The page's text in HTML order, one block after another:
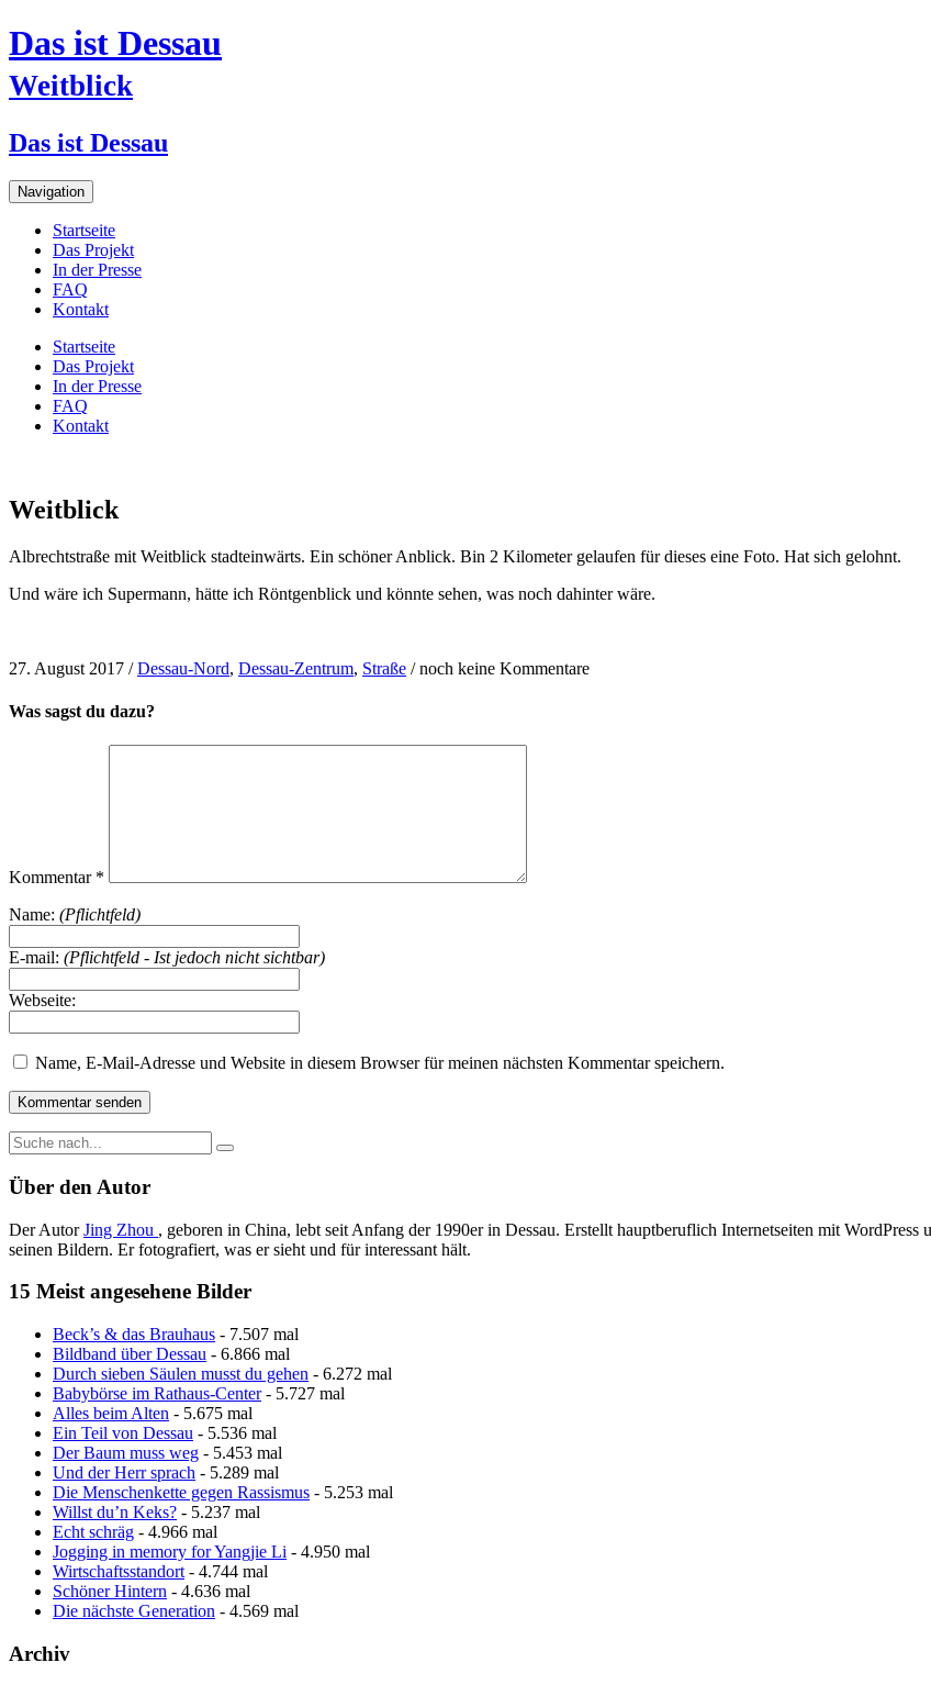
Das ist Dessau
Weitblick
Das ist Dessau
Navigation
Startseite
Das Projekt
In der Presse
FAQ
Kontakt
Startseite
Das Projekt
In der Presse
FAQ
Kontakt
Weitblick
Albrechtstraße mit Weitblick stadteinwärts. Ein schöner Anblick. Bin 2 Kilometer gelaufen für dieses eine Foto. Hat sich gelohnt.
Und wäre ich Supermann, hätte ich Röntgenblick und könnte sehen, was noch dahinter wäre.
27. August 2017 /Dessau-Nord, Dessau-Zentrum, Straße /noch keine Kommentare
Was sagst du dazu?
Kommentar *
Name: (Pflichtfeld)
E-mail: (Pflichtfeld - Ist jedoch nicht sichtbar)
Webseite:
Name, E-Mail-Adresse und Website in diesem Browser für meinen nächsten Kommentar speichern.
Über den Autor
Der AutorJing Zhou , geboren in China, lebt seit Anfang der 1990er in Dessau. Erstellt hauptberuflich Internetseiten mit
seinen Bildern. Er fotografiert, was er sieht und für interessant hält.
15 Meist angesehene Bilder
Beck’s & das Brauhaus - 7.507 mal
Bildband über Dessau - 6.866 mal
Durch sieben Säulen musst du gehen - 6.272 mal
Babybörse im Rathaus-Center- 5.727 mal
Alles beim Alten - 5.675 mal
Ein Teil von Dessau - 5.536 mal
Der Baum muss weg - 5.453 mal
Und der Herr sprach - 5.289 mal
Die Menschenkette gegen Rassismus - 5.253 mal
Willst du’n Keks? - 5.237 mal
Echt schräg - 4.966 mal
Jogging in memory for Yangjie Li - 4.950 mal
Wirtschaftsstandort - 4.744 mal
Schöner Hintern - 4.636 mal
Die nächste Generation - 4.569 mal
Archiv